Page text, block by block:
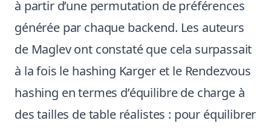
à partir d’une permutation de préférences
générée par chaque backend. Les auteurs
de Maglev ont constaté que cela surpassait
à la fois le hashing Karger et le Rendezvous
hashing en termes d’équilibre de charge à
des tailles de table réalistes : pour équilibrer